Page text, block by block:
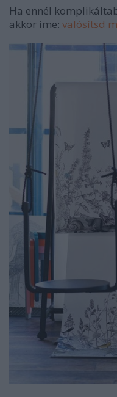
Ha ennél
akkor íme: valósítsd